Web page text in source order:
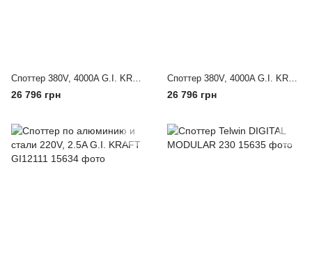
Споттер 380V, 4000A G.I. KRAFT GI12115-380
26 796 грн
Споттер 380V, 4000A G.I. KRAFT GI12115-380
26 796 грн